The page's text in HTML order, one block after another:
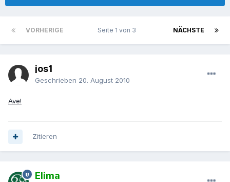
VORHERIGE NÄCHSTE
Seite 1 von 3
jos1
Geschrieben 20. August 2010
Ave!
Zitieren
Elima